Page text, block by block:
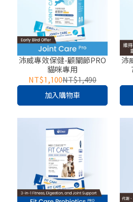
沛威專效保健-顧關節PRO
貓咪專用
NT$1,100NT$1,490
加入購物車
沛